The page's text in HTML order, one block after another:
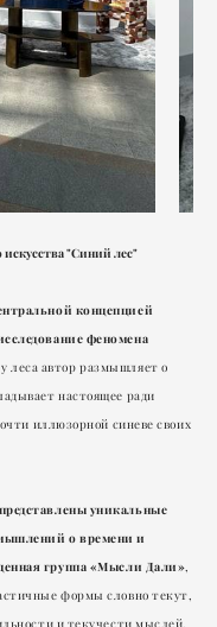
искусства "Синий лес"
концепцией
феномена
леса автор размышляет о
настоящее ради
иллюзорной синеве своих
уникальные
о времени и
группа «Мысли Дали»,
формы словно текут,